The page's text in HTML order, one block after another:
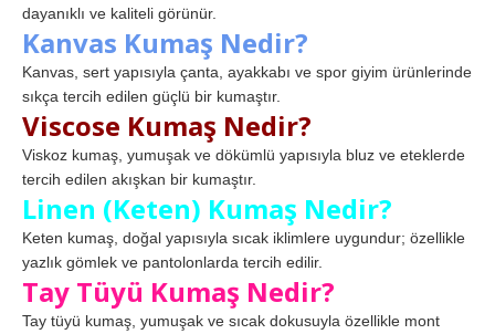
dayanıklı ve kaliteli görünür.
Kanvas Kumaş Nedir?
Kanvas, sert yapısıyla çanta, ayakkabı ve spor giyim ürünlerinde
sıkça tercih edilen güçlü bir kumaştır.
Viscose Kumaş Nedir?
Viskoz kumaş, yumuşak ve dökümlü yapısıyla bluz ve eteklerde
tercih edilen akışkan bir kumaştır.
Linen (Keten) Kumaş Nedir?
Keten kumaş, doğal yapısıyla sıcak iklimlere uygundur; özellikle
yazlık gömlek ve pantolonlarda tercih edilir.
Tay Tüyü Kumaş Nedir?
Tay tüyü kumaş, yumuşak ve sıcak dokusuyla özellikle mont